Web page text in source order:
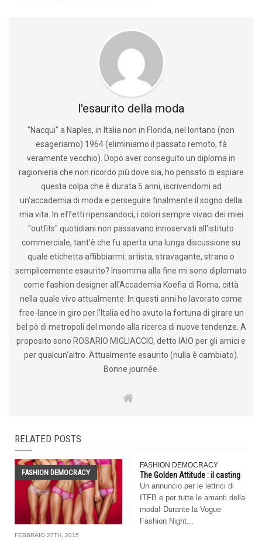
l'esaurito della moda
"Nacqui" a Naples, in Italia non in Florida, nel lontano (non
esageriamo) 1964 (eliminiamo il passato remoto, fà
veramente vecchio). Dopo aver conseguito un diploma in
ragionieria che non ricordo più dove sia, ho pensato di espiare
questa colpa che è durata 5 anni, iscrivendomi ad
un'accademia di moda e perseguire finalmente il sogno della
mia vita. In effetti ripensandoci, i colori sempre vivaci dei miei
"outfits" quotidiani non passavano innoservati all'istituto
commerciale, tant'è che fu aperta una lunga discussione su
quale etichetta affibbiarmi: artista, stravagante, strano o
semplicemente esaurito? Insomma alla fine mi sono diplomato
come fashion designer all'Accademia Koefia di Roma, città
nella quale vivo attualmente. In questi anni ho lavorato come
free-lance in giro per l'Italia ed ho avuto la fortuna di girare un
bel pò di metropoli del mondo alla ricerca di nuove tendenze. A
proposito sono ROSARIO MIGLIACCIO, detto IAIO per gli amici e
per qualcun'altro. Attualmente esaurito (nulla è cambiato).
Bonne journée.
RELATED POSTS
FASHION DEMOCRACY
FEBBRAIO 27TH, 2015
FASHION DEMOCRACY
The Golden Attitude : il casting
Un annuncio per le lettrici di
ITFB e per tutte le amanti della
moda! Durante la Vogue
Fashion Night...